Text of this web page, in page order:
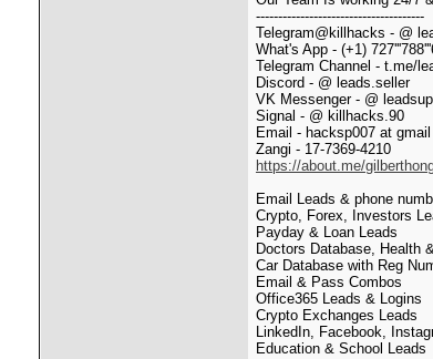
--------------------------------------
Telegram@killhacks - @
What's App - (+1)
Telegram Channel - t.me/
Discord - @ leads.seller
VK Messenger - @
Signal - @ killhacks.90
Email - hacksp007 at
Zangi - 17-7369-4210
https://about.me/
Email Leads & phone
Crypto, Forex, Investors
Payday & Loan Leads
Doctors Database, Health
Car Database with Reg
Email & Pass Combos
Office365 Leads & Logins
Crypto Exchanges Leads
LinkedIn, Facebook,
Education & School Leads